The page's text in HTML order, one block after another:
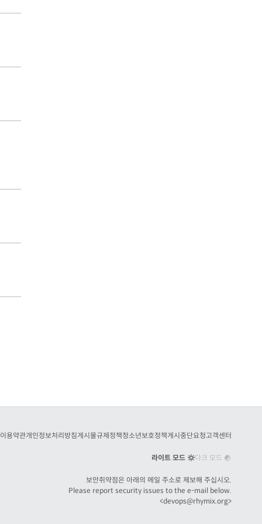
이용약관개인정보처리방침게시물규제정책청소년보호정책게시중단요청고객센터
라이트 모드 다크 모드
보안취약점은 아래의 메일 주소로 제보해 주십시오.
Please report security issues to the e-mail below.
<devops@rhymix.org>